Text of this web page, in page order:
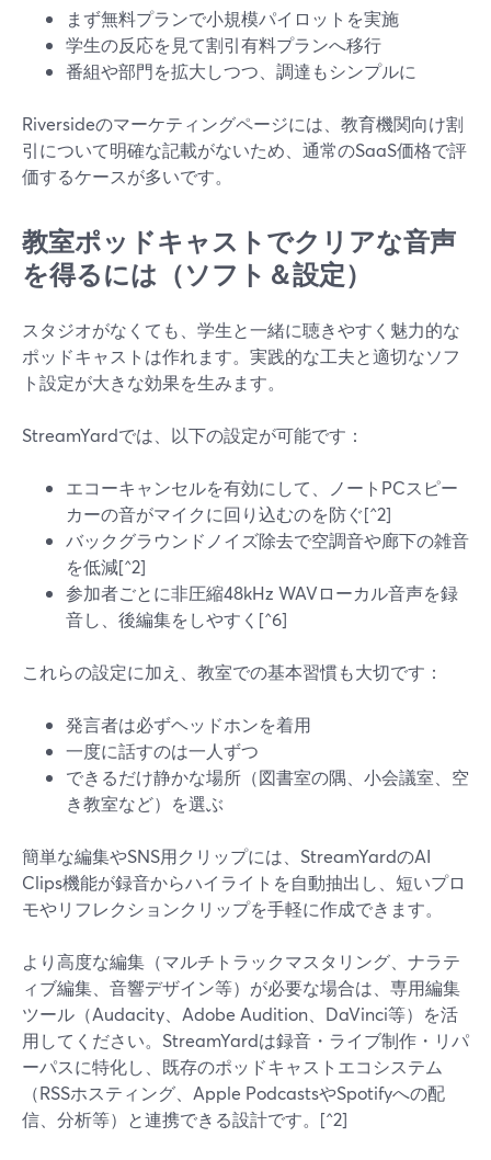
まず無料プランで小規模パイロットを実施
学生の反応を見て割引有料プランへ移行
番組や部門を拡大しつつ、調達もシンプルに
Riversideのマーケティングページには、教育機関向け割
引について明確な記載がないため、通常のSaaS価格で評
価するケースが多いです。
教室ポッドキャストでクリアな音声
を得るには（ソフト＆設定）
スタジオがなくても、学生と一緒に聴きやすく魅力的な
ポッドキャストは作れます。実践的な工夫と適切なソフ
ト設定が大きな効果を生みます。
StreamYardでは、以下の設定が可能です：
エコーキャンセルを有効にして、ノートPCスピー
カーの音がマイクに回り込むのを防ぐ[^2]
バックグラウンドノイズ除去で空調音や廊下の雑音
を低減[^2]
参加者ごとに非圧縮48kHz WAVローカル音声を録
音し、後編集をしやすく[^6]
これらの設定に加え、教室での基本習慣も大切です：
発言者は必ずヘッドホンを着用
一度に話すのは一人ずつ
できるだけ静かな場所（図書室の隅、小会議室、空
き教室など）を選ぶ
簡単な編集やSNS用クリップには、StreamYardのAI
Clips機能が録音からハイライトを自動抽出し、短いプロ
モやリフレクションクリップを手軽に作成できます。
より高度な編集（マルチトラックマスタリング、ナラテ
ィブ編集、音響デザイン等）が必要な場合は、専用編集
ツール（Audacity、Adobe Audition、DaVinci等）を活
用してください。StreamYardは録音・ライブ制作・リパ
ーパスに特化し、既存のポッドキャストエコシステム
（RSSホスティング、Apple PodcastsやSpotifyへの配
信、分析等）と連携できる設計です。[^2]